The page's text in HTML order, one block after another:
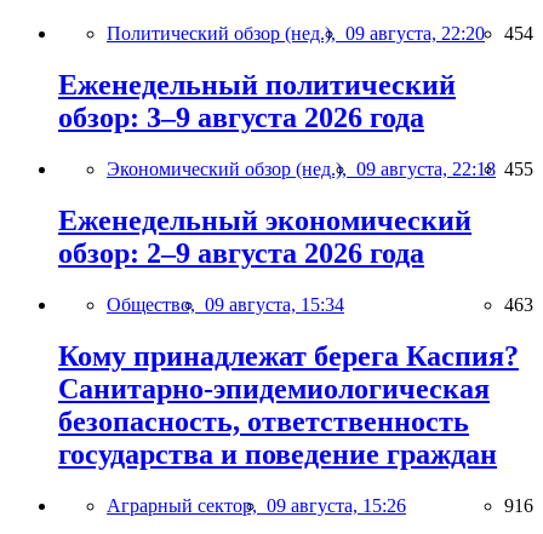
Политический обзор (нед.), 09 августа, 22:20 454
Еженедельный политический
обзор: 3–9 августа 2026 года
Экономический обзор (нед.), 09 августа, 22:18 455
Еженедельный экономический
обзор: 2–9 августа 2026 года
Общество, 09 августа, 15:34 463
Кому принадлежат берега Каспия?
Санитарно-эпидемиологическая
безопасность, ответственность
государства и поведение граждан
Аграрный сектор, 09 августа, 15:26 916